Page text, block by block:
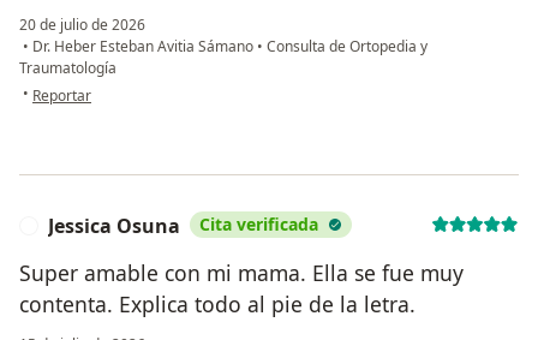
20 de julio de 2026
• Dr. Heber Esteban Avitia Sámano • Consulta de Ortopedia y
Traumatología
• en opinión del usuario Roberto Gutierrez
Reportar
Jessica Osuna Cita verificada
Super amable con mi mama. Ella se fue muy
contenta. Explica todo al pie de la letra.